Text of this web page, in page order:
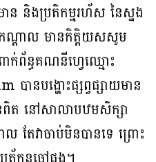
ាន និងប្រតិកម្មរហ័ស នៃស្នង
ត្តកណ្តាល មានកិត្តិយសសូម
ក់ព័ន្ធគណនីហ្វេឈ្មោះ
នបង្ហោះផ្សព្វផ្សាយមាន
ពិត នៅសាលាបឋមសិក្សា
តែវាចាប់មិនបានទេ ព្រោះ